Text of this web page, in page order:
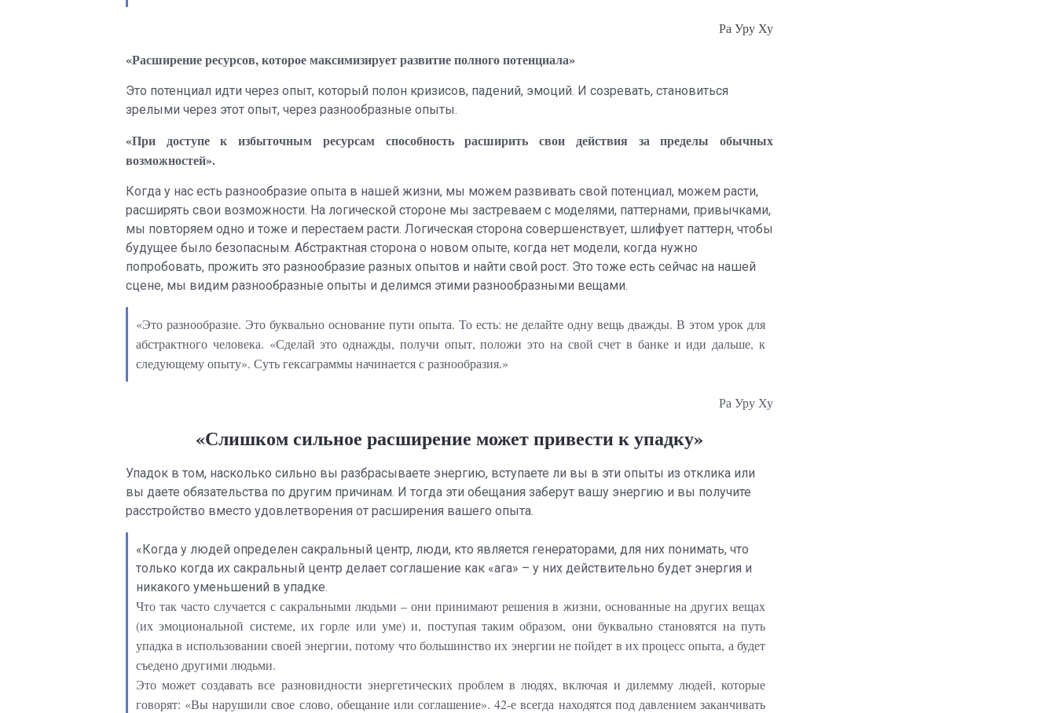
Ра Уру Ху
«Расширение ресурсов, которое максимизирует развитие полного потенциала»
Это потенциал идти через опыт, который полон кризисов, падений, эмоций. И созревать, становиться
зрелыми через этот опыт, через разнообразные опыты.
«При доступе к избыточным ресурсам способность расширить свои действия за пределы обычных
возможностей».
Когда у нас есть разнообразие опыта в нашей жизни, мы можем развивать свой потенциал, можем расти,
расширять свои возможности. На логической стороне мы застреваем с моделями, паттернами, привычками,
мы повторяем одно и тоже и перестаем расти. Логическая сторона совершенствует, шлифует паттерн, чтобы
будущее было безопасным. Абстрактная сторона о новом опыте, когда нет модели, когда нужно
попробовать, прожить это разнообразие разных опытов и найти свой рост. Это тоже есть сейчас на нашей
сцене, мы видим разнообразные опыты и делимся этими разнообразными вещами.
«Это разнообразие. Это буквально основание пути опыта. То есть: не делайте одну вещь дважды. В этом урок для
абстрактного человека. «Сделай это однажды, получи опыт, положи это на свой счет в банке и иди дальше, к
следующему опыту». Суть гексаграммы начинается с разнообразия.»
Ра Уру Ху
«Слишком сильное расширение может привести к упадку»
Упадок в том, насколько сильно вы разбрасываете энергию, вступаете ли вы в эти опыты из отклика или
вы даете обязательства по другим причинам. И тогда эти обещания заберут вашу энергию и вы получите
расстройство вместо удовлетворения от расширения вашего опыта.
«Когда у людей определен сакральный центр, люди, кто является генераторами, для них понимать, что
только когда их сакральный центр делает соглашение как «ага» – у них действительно будет энергия и
никакого уменьшений в упадке.
Что так часто случается с сакральными людьми – они принимают решения в жизни, основанные на других вещах
(их эмоциональной системе, их горле или уме) и, поступая таким образом, они буквально становятся на путь
упадка в использовании своей энергии, потому что большинство их энергии не пойдет в их процесс опыта, а будет
съедено другими людьми.
Это может создавать все разновидности энергетических проблем в людях, включая и дилемму людей, которые
говорят: «Вы нарушили свое слово, обещание или соглашение». 42-е всегда находятся под давлением заканчивать